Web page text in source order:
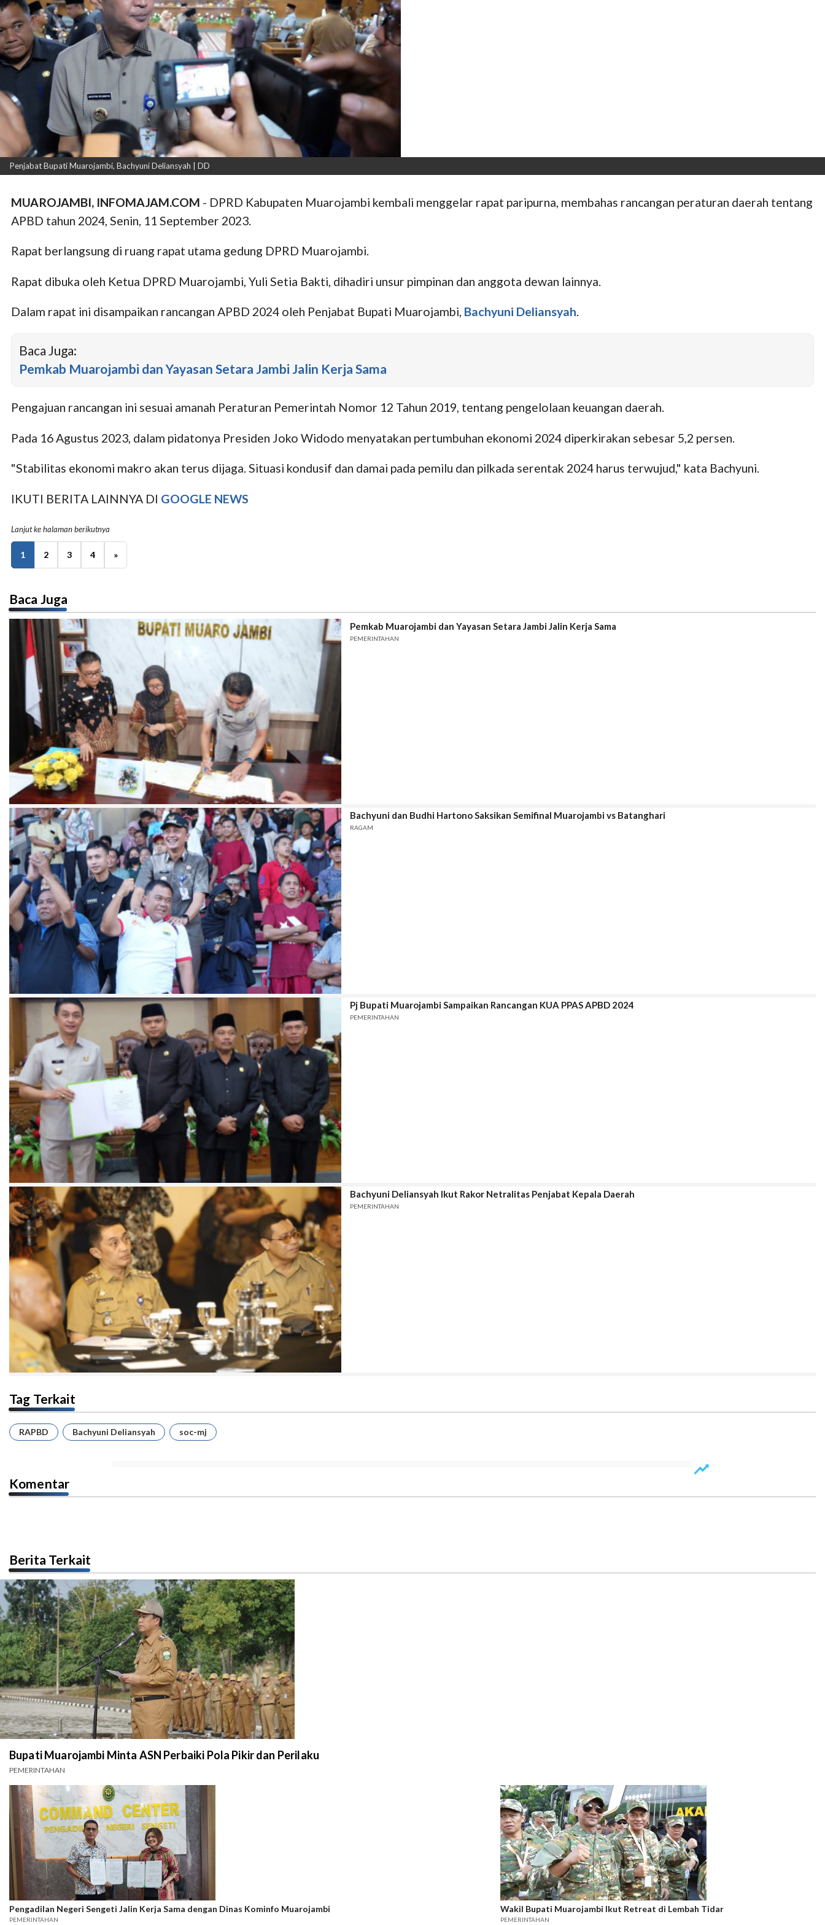
Penjabat Bupati Muarojambi, Bachyuni Deliansyah | DD
MUAROJAMBI, INFOMAJAM.COM - DPRD Kabupaten Muarojambi kembali menggelar rapat paripurna, membahas rancangan peraturan daerah tentang
APBD tahun 2024, Senin, 11 September 2023.
Rapat berlangsung di ruang rapat utama gedung DPRD Muarojambi.
Rapat dibuka oleh Ketua DPRD Muarojambi, Yuli Setia Bakti, dihadiri unsur pimpinan dan anggota dewan lainnya.
Dalam rapat ini disampaikan rancangan APBD 2024 oleh Penjabat Bupati Muarojambi, Bachyuni Deliansyah.
Baca Juga:
Pemkab Muarojambi dan Yayasan Setara Jambi Jalin Kerja Sama
Pengajuan rancangan ini sesuai amanah Peraturan Pemerintah Nomor 12 Tahun 2019, tentang pengelolaan keuangan daerah.
Pada 16 Agustus 2023, dalam pidatonya Presiden Joko Widodo menyatakan pertumbuhan ekonomi 2024 diperkirakan sebesar 5,2 persen.
"Stabilitas ekonomi makro akan terus dijaga. Situasi kondusif dan damai pada pemilu dan pilkada serentak 2024 harus terwujud," kata Bachyuni.
IKUTI BERITA LAINNYA DI GOOGLE NEWS
Lanjut ke halaman berikutnya
1 2 3 4 »
Baca Juga
Pemkab Muarojambi dan Yayasan Setara Jambi Jalin Kerja Sama
PEMERINTAHAN
Bachyuni dan Budhi Hartono Saksikan Semifinal Muarojambi vs Batanghari
RAGAM
Pj Bupati Muarojambi Sampaikan Rancangan KUA PPAS APBD 2024
PEMERINTAHAN
Bachyuni Deliansyah Ikut Rakor Netralitas Penjabat Kepala Daerah
PEMERINTAHAN
Tag Terkait
RAPBD Bachyuni Deliansyah soc-mj
Komentar
Berita Terkait
Bupati Muarojambi Minta ASN Perbaiki Pola Pikir dan Perilaku
PEMERINTAHAN
Pengadilan Negeri Sengeti Jalin Kerja Sama dengan Dinas Kominfo Muarojambi
PEMERINTAHAN
Wakil Bupati Muarojambi Ikut Retreat di Lembah Tidar
PEMERINTAHAN